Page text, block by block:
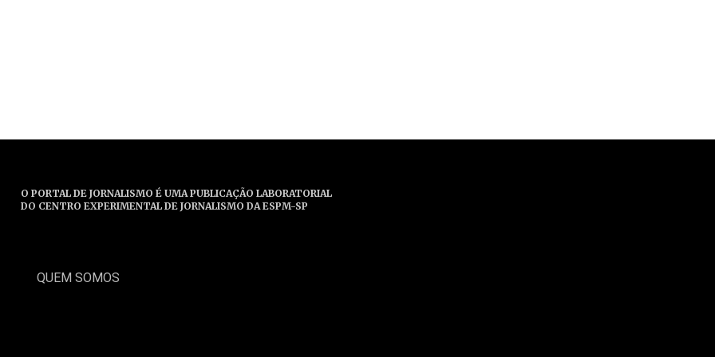
O PORTAL DE JORNALISMO É UMA PUBLICAÇÃO LABORATORIAL
DO CENTRO EXPERIMENTAL DE JORNALISMO DA ESPM-SP
QUEM SOMOS